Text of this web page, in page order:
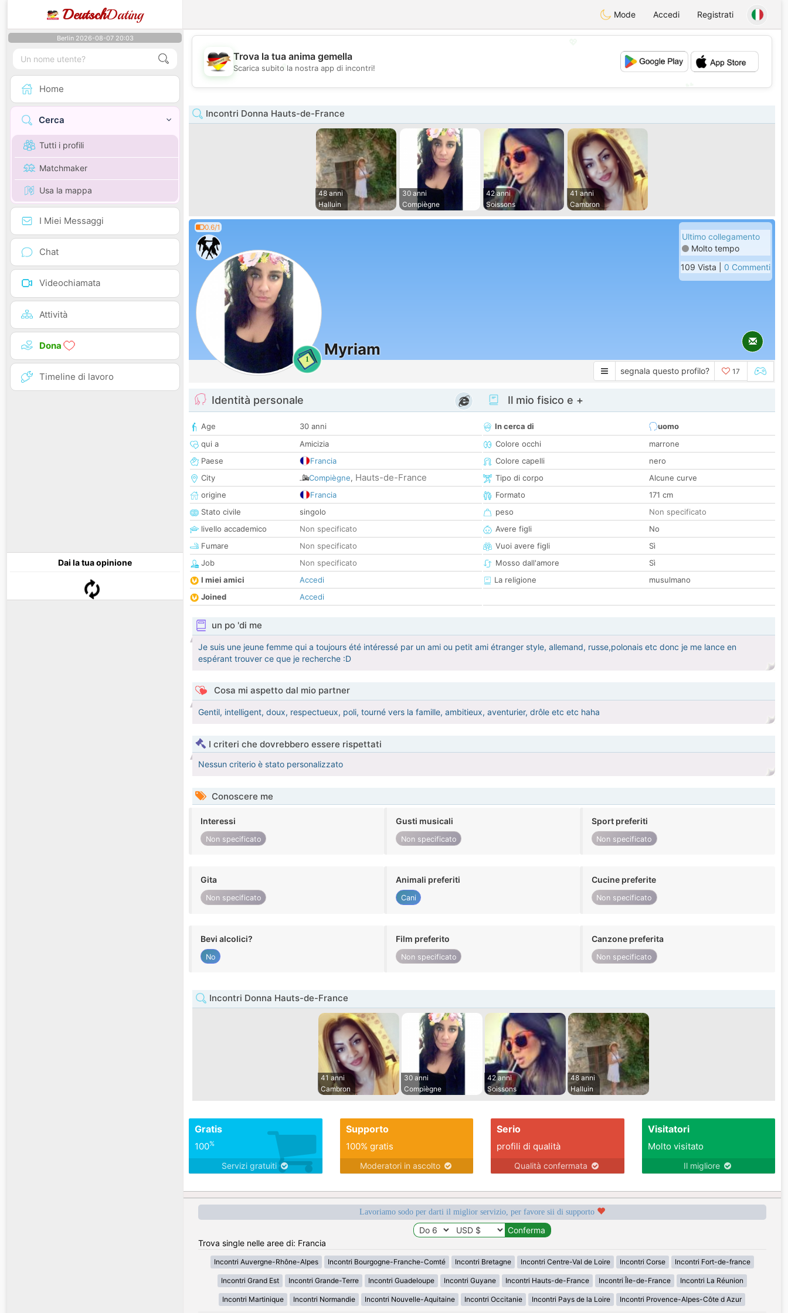
DeutschDating Mode Accedi Registrati
Berlin 2026-08-07 20:03
Home
Cerca
Tutti i profili
Matchmaker
Usa la mappa
I Miei Messaggi
Chat
Videochiamata
Attività
Dona
Timeline di lavoro
Dai la tua opinione
💖
💕
Trova la tua anima gemella
Scarica subito la nostra app di incontri!
Incontri Donna Hauts-de-France
48 anni
Halluin
30 anni
Compiègne
42 anni
Soissons
41 anni
Cambron
0.6/1
1
Myriam
Ultimo collegamento
Molto tempo
109 Vista | 0 Commenti
segnala questo profilo? 17
Identità personale
Age
30 anni
qui a
Amicizia
Paese
Francia
City
Compiègne, Hauts-de-France
origine
Francia
Stato civile
singolo
livello accademico
Non specificato
Fumare
Non specificato
Job
Non specificato
I miei amici
Accedi
Joined
Accedi
Il mio fisico e +
In cerca di
uomo
Colore occhi
marrone
Colore capelli
nero
Tipo di corpo
Alcune curve
Formato
171 cm
peso
Non specificato
Avere figli
No
Vuoi avere figli
Sì
Mosso dall'amore
Sì
La religione
musulmano
un po 'di me
Je suis une jeune femme qui a toujours été intéressé par un ami ou petit ami étranger style, allemand, russe,polonais etc donc je me lance en
espérant trouver ce que je recherche :D
Cosa mi aspetto dal mio partner
Gentil, intelligent, doux, respectueux, poli, tourné vers la famille, ambitieux, aventurier, drôle etc etc haha
I criteri che dovrebbero essere rispettati
Nessun criterio è stato personalizzato
Conoscere me
Interessi
Non specificato
Gusti musicali
Non specificato
Sport preferiti
Non specificato
Gita
Non specificato
Animali preferiti
Cani
Cucine preferite
Non specificato
Bevi alcolici?
No
Film preferito
Non specificato
Canzone preferita
Non specificato
Incontri Donna Hauts-de-France
41 anni
Cambron
30 anni
Compiègne
42 anni
Soissons
48 anni
Halluin
Gratis
100%
Servizi gratuiti
Supporto
100% gratis
Moderatori in ascolto
Serio
profili di qualità
Qualità confermata
Visitatori
Molto visitato
Il migliore
Lavoriamo sodo per darti il miglior servizio, per favore sii di supporto
Trova single nelle aree di: Francia
Incontri Auvergne-Rhône-Alpes Incontri Bourgogne-Franche-Comté Incontri Bretagne Incontri Centre-Val de Loire Incontri Corse Incontri Fort-de-france
Incontri Grand Est Incontri Grande-Terre Incontri Guadeloupe Incontri Guyane Incontri Hauts-de-France Incontri Île-de-France Incontri La Réunion
Incontri Martinique Incontri Normandie Incontri Nouvelle-Aquitaine Incontri Occitanie Incontri Pays de la Loire Incontri Provence-Alpes-Côte d Azur